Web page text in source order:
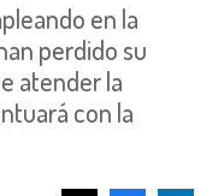
en la
perdido su
atender la
con la